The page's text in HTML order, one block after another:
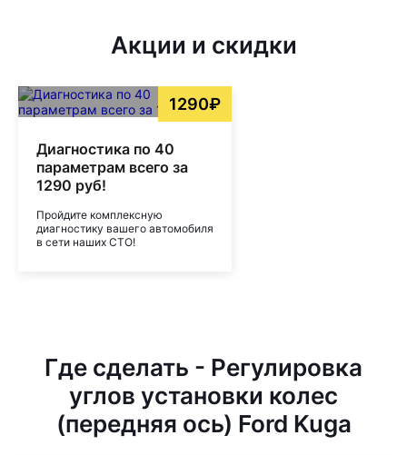
Акции и скидки
1290₽
Диагностика по 40
параметрам всего за
1290 руб!
Пройдите комплексную
диагностику вашего автомобиля
в сети наших СТО!
Где сделать - Регулировка
углов установки колес
(передняя ось) Ford Kuga